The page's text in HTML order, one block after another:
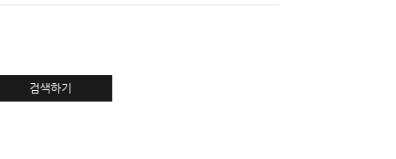
검색하기